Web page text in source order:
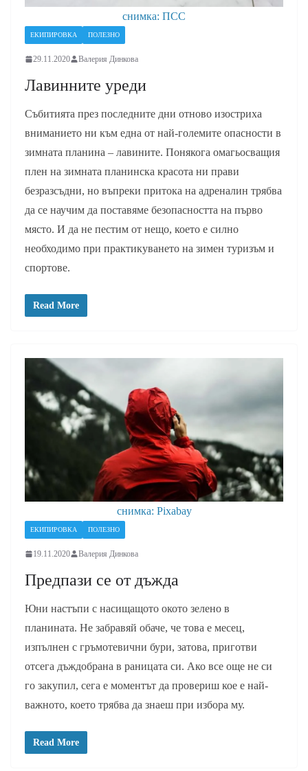
снимка: ПСС
ЕКИПИРОВКА ПОЛЕЗНО
29.11.2020 Валерия Динкова
Лавинните уреди
Събитията през последните дни отново изостриха
вниманието ни към една от най-големите опасности в
зимната планина – лавините. Понякога омагьосващия
плен на зимната планинска красота ни прави
безразсъдни, но въпреки притока на адреналин трябва
да се научим да поставяме безопасността на първо
място. И да не пестим от нещо, което е силно
необходимо при практикуването на зимен туризъм и
спортове.
Read More
снимка: Pixabay
ЕКИПИРОВКА ПОЛЕЗНО
19.11.2020 Валерия Динкова
Предпази се от дъжда
Юни настъпи с насищащото окото зелено в
планината. Не забравяй обаче, че това е месец,
изпълнен с гръмотевични бури, затова, приготви
отсега дъждобрана в раницата си. Ако все още не си
го закупил, сега е моментът да провериш кое е най-
важното, което трябва да знаеш при избора му.
Read More